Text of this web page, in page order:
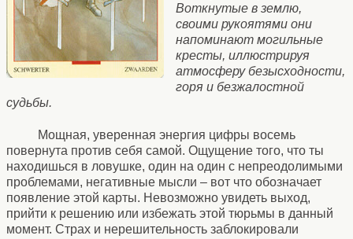
Воткнутые в землю,
своими рукоятями они
напоминают могильные
кресты, иллюстрируя
атмосферу безысходности,
горя и безжалостной
судьбы.
Мощная, уверенная энергия цифры восемь
повернута против себя самой. Ощущение того, что ты
находишься в ловушке, один на один с непреодолимыми
проблемами, негативные мысли – вот что обозначает
появление этой карты. Невозможно увидеть выход,
прийти к решению или избежать этой тюрьмы в данный
момент. Страх и нерешительность заблокировали